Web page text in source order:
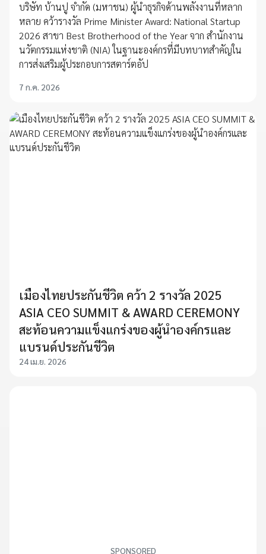
บริษัท บ้านปู จำกัด (มหาชน) ผู้นำธุรกิจด้านพลังงานที่หลาก
หลาย คว้ารางวัล Prime Minister Award: National Startup
2026 สาขา Best Brotherhood of the Year จาก สำนักงาน
นวัตกรรมแห่งชาติ (NIA) ในฐานะองค์กรที่มีบทบาทสำคัญใน
การส่งเสริมผู้ประกอบการสตาร์ตอัป
7 ก.ค. 2026
เมืองไทยประกันชีวิต คว้า 2 รางวัล 2025
ASIA CEO SUMMIT & AWARD CEREMONY
สะท้อนความแข็งแกร่งของผู้นำองค์กรและ
แบรนด์ประกันชีวิต
24 เม.ย. 2026
SPONSORED